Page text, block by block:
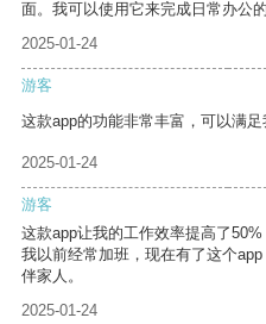
面。我可以使用它来完成日常办公
2025-01-24
游客
这款app的功能非常丰富，可以满足
2025-01-24
游客
这款app让我的工作效率提高了
我以前经常加班，现在有了这个
伴家人。
2025-01-24